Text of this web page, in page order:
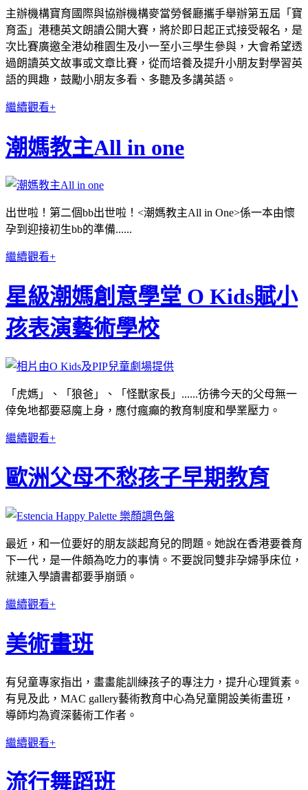
主辦機構寶育國際與協辦機構麥當勞餐廳攜手舉辦第五屆「寶
育盃」港穗英文朗讀公開大賽，將於即日起正式接受報名，是
次比賽廣邀全港幼稚園生及小一至小三學生參與，大會希望透
過朗讀英文故事或文章比賽，從而培養及提升小朋友對學習英
語的興趣，鼓勵小朋友多看、多聽及多講英語。
繼續觀看+
潮媽教主All in one
出世啦！第二個bb出世啦！<潮媽教主All in One>係一本由懷
孕到迎接初生bb的準備......
繼續觀看+
星級潮媽創意學堂 O Kids賦小
孩表演藝術學校
「虎媽」、「狼爸」、「怪獸家長」......彷彿今天的父母無一
倖免地都要惡魔上身，應付瘋癲的教育制度和學業壓力。
繼續觀看+
歐洲父母不愁孩子早期教育
最近，和一位要好的朋友談起育兒的問題。她說在香港要養育
下一代，是一件頗為吃力的事情。不要說同雙非孕婦爭床位，
就連入學讀書都要爭崩頭。
繼續觀看+
美術畫班
有兒童專家指出，畫畫能訓練孩子的專注力，提升心理質素。
有見及此，MAC gallery藝術教育中心為兒童開設美術畫班，
導師均為資深藝術工作者。
繼續觀看+
流行舞蹈班